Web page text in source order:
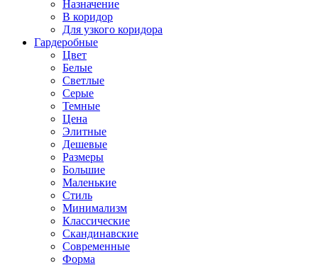
Назначение
В коридор
Для узкого коридора
Гардеробные
Цвет
Белые
Светлые
Серые
Темные
Цена
Элитные
Дешевые
Размеры
Большие
Маленькие
Стиль
Минимализм
Классические
Скандинавские
Современные
Форма